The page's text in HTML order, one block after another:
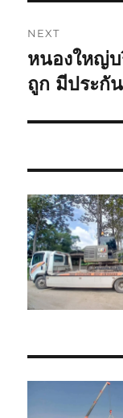
NEXT
Next
post:
หนองใหญ่บ
ถูก มีประกั